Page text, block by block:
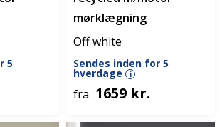
5
mørklægning
Off white
Sendes inden for 5
hverdage i
fra 1659 kr.